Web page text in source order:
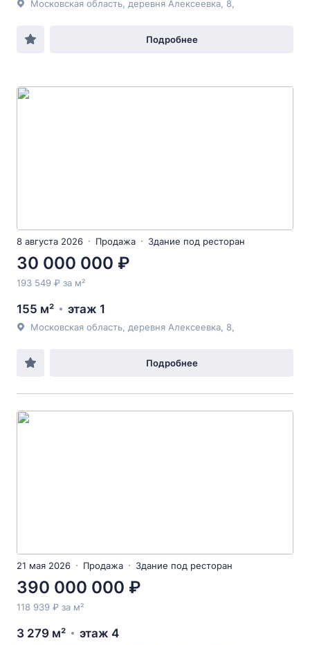
Московская область, деревня Алексеевка, 8,
Подробнее
8 августа 2026 Продажа Здание под ресторан
30 000 000 ₽
193 549 ₽ за м²
155 м² этаж 1
Московская область, деревня Алексеевка, 8,
Подробнее
21 мая 2026 Продажа Здание под ресторан
390 000 000 ₽
118 939 ₽ за м²
3 279 м² этаж 4